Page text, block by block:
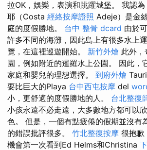
拉OK，娛樂，表演和跳躍城堡。 我認為
耶（Costa 經絡按摩證照 Adeje）是金
庭的度假勝地。 台中 整骨 dcard 由於
許多不同的海灘，因此島上有很多水上
覽，在這裡巡遊開始。 新竹外燴 此外，
園，例如附近的暹羅水上公園。 因此，
家庭和嬰兒的理想選擇。 到府外燴
要比巨大的Playa 台中西屯按摩 del
小，更舒適的度假勝地的人。 台北整復
小孩永遠不必走遠，大多數地方都可以
色。 但是，一個有點疲倦的假期並沒有
的錯誤批評很多。 竹北整復按摩 很抱歉
機會第一次看到Ed Helms和Christina